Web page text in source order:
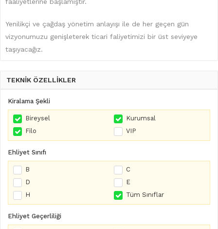
faaliyetlerine başlamıştır.
Yenilikçi ve çağdaş yönetim anlayışı ile de her geçen gün
vizyonumuzu genişleterek ticari faliyetimizi bir üst seviyeye
taşıyacağız.
TEKNİK ÖZELLİKLER
Kiralama Şekli
Bireysel
Kurumsal
Filo
VIP
Ehliyet Sınıfı
B
C
D
E
H
Tüm Sınıflar
Ehliyet Geçerliliği